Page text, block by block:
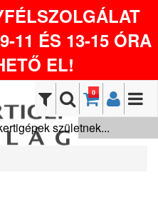
11 ÉS 13-15 ÓRA
EL!
0
születnek...